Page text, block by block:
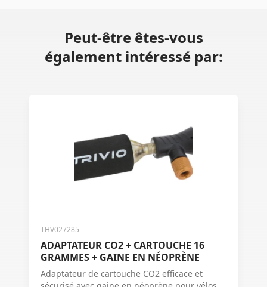
Peut-être êtes-vous
également intéressé par:
THV027285
ADAPTATEUR CO2 + CARTOUCHE 16
GRAMMES + GAINE EN NÉOPRÈNE
Adaptateur de cartouche CO2 efficace et